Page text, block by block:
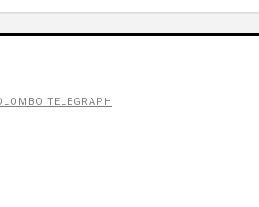
TELEGRAPH